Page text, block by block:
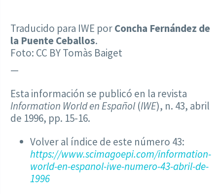
Traducido para IWE porConcha Fernández de
la Puente Ceballos.
Foto: CC BY Tomàs Baiget
—
Esta información se publicó en la revista
Information World en Español (IWE), n. 43, abril
de 1996, pp. 15-16.
Volver al índice de este número 43:
https://www.scimagoepi.com/information-
world-en-espanol-iwe-numero-43-abril-de-
1996